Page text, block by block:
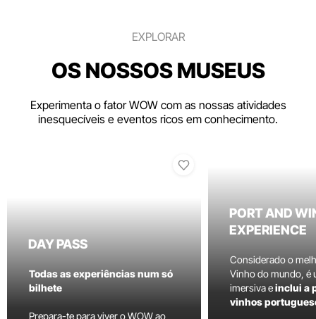
EXPLORAR
OS NOSSOS MUSEUS
Experimenta o fator WOW com as nossas atividades
inesquecíveis e eventos ricos em conhecimento.
DAY PASS
Todas as experiências num só
bilhete
Prepara-te para viver o WOW ao
PORT AND
EXPERIENCE
Considerado o
Vinho do mundo, é
imersiva einclui a
vinhos